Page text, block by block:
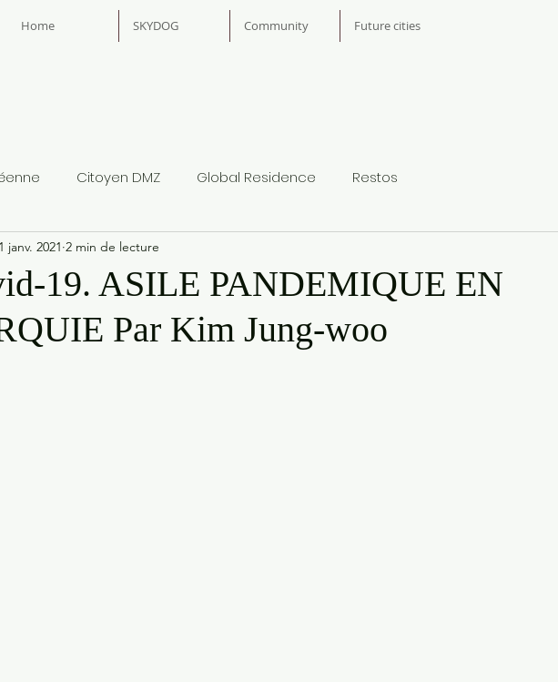
Home SKYDOG Community Future cities
Citoyen DMZ Global Residence Restos
19. ASILE PANDEMIQUE EN
Par Kim Jung-woo
janv. 2021 2 min de lecture